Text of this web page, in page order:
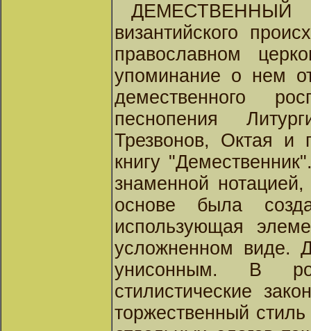
византийского
православном
упоминание о нем
демественного
песнопения
Трезвонов, Октая
книгу
знаменной
основе была
использующая
усложненном виде.
унисонным. В
стилистические
торжественный